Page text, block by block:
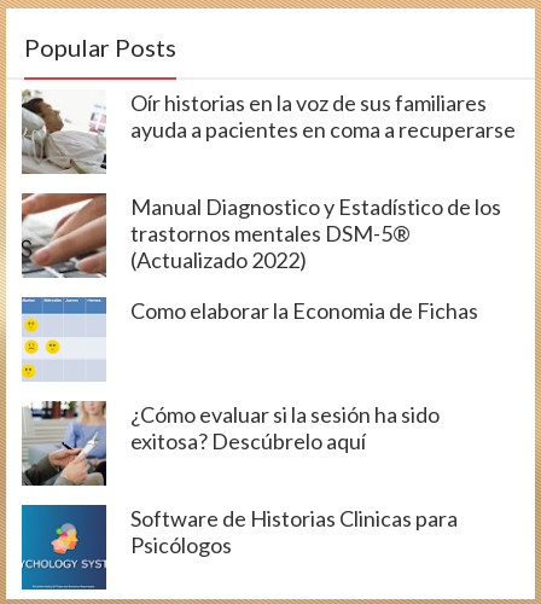
Popular Posts
Oír historias en la voz de sus familiares
ayuda a pacientes en coma a recuperarse
Manual Diagnostico y Estadístico de los
trastornos mentales DSM-5®
(Actualizado 2022)
Como elaborar la Economia de Fichas
¿Cómo evaluar si la sesión ha sido
exitosa? Descúbrelo aquí
Software de Historias Clinicas para
Psicólogos